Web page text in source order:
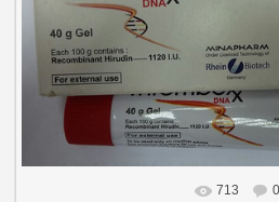
В реальном размере
713 0